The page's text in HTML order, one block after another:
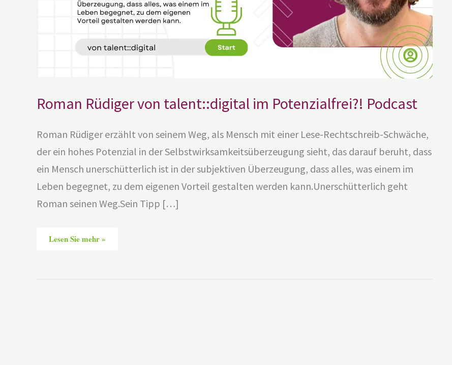
Roman Rüdiger von talent::digital im Potenzialfrei?! Podcast
Roman Rüdiger erzählt von seinem Weg, als Mensch mit einer Lese-Rechtschreib-Schwäche,
der ein hohes Potenzial in der Selbstwirksamkeitsüberzeugung sieht, das darauf beruht, dass
ein Mensch unerschütterlich ist in der subjektiven Überzeugung, dass alles, was einem im
Leben begegnet, zu dem eigenen Vorteil gestalten werden kann.Unerschütterlich geht
Roman seinen Weg.Sein Tipp […]
Lesen Sie mehr »